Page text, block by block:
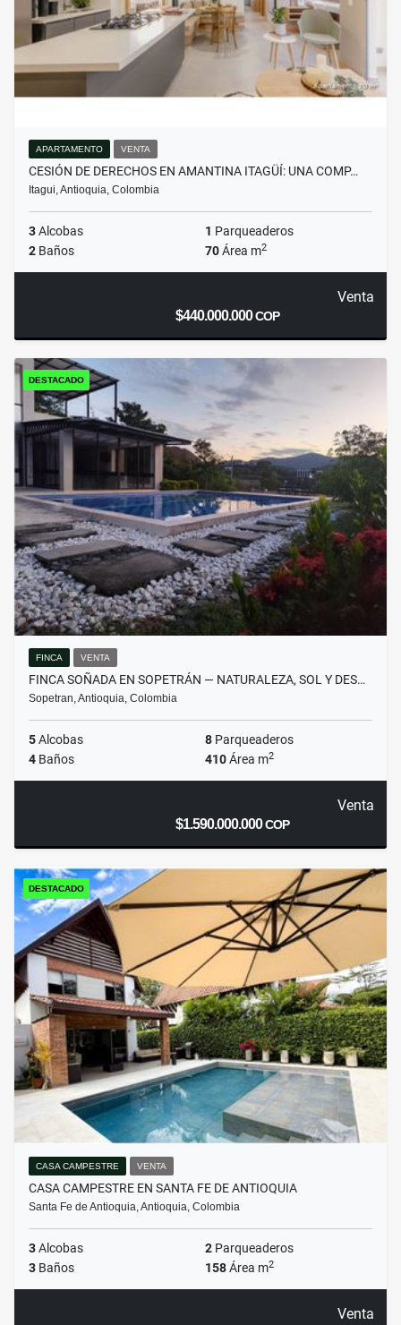
APARTAMENTO VENTA
CESIÓN DE DERECHOS EN AMANTINA ITAGÜÍ: UNA COMP…
Itagui, Antioquia, Colombia
3Alcobas 1 Parqueaderos
2 Baños 70Área m2
Venta
$440.000.000COP
DESTACADO
FINCA VENTA
FINCA SOÑADA EN SOPETRÁN — NATURALEZA, SOL Y DES…
Sopetran, Antioquia, Colombia
5Alcobas 8 Parqueaderos
4 Baños 410Área m2
Venta
$1.590.000.000COP
DESTACADO
CASA CAMPESTRE VENTA
CASA CAMPESTRE EN SANTA FE DE ANTIOQUIA
Santa Fe de Antioquia, Antioquia, Colombia
3Alcobas 2 Parqueaderos
3 Baños 158Área m2
Venta